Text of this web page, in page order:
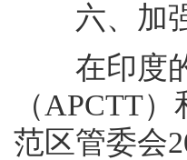
六、加强
在印度的
（APCTT
范区管委会